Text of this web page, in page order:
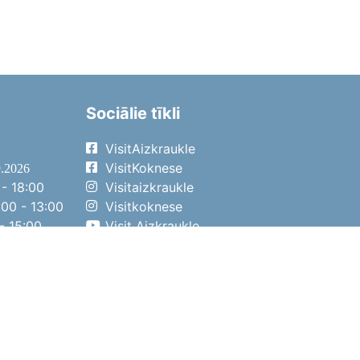
18:00
- 13:00
15:00
Sociālie tīkli
VisitAizkraukle
VisitKoknese
Visitaizkraukle
Visitkoknese
Visit Aizkraukle